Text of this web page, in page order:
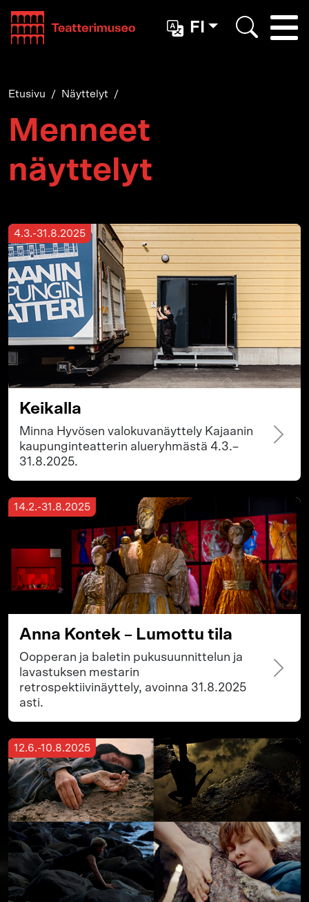
Teatterimuseo
FI
Etusivu Näyttelyt
Menneet
näyttelyt
4.3.-31.8.2025
Keikalla
Minna Hyvösen valokuvanäyttely Kajaanin
kaupunginteatterin alueryhmästä 4.3.–
31.8.2025.
14.2.-31.8.2025
Anna Kontek – Lumottu tila
Oopperan ja baletin pukusuunnittelun ja
lavastuksen mestarin
retrospektiivinäyttely, avoinna 31.8.2025
asti.
12.6.-10.8.2025